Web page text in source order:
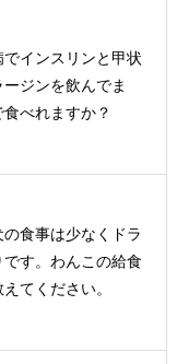
でインスリンと甲状
ジンを飲んでま
べれますか？
の食事は少なくドラ
す。わんこの給食
てください。